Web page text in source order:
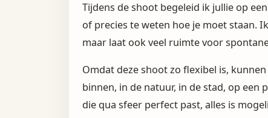
Tijdens de shoot begeleid ik jullie op
of precies te weten hoe je moet staan.
maar laat ook veel ruimte voor
Omdat deze shoot zo flexibel is,
binnen, in de natuur, in de stad, op
die qua sfeer perfect past, alles is